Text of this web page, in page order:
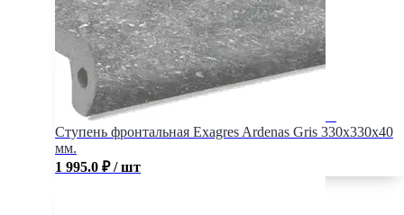
Ступень фронтальная Exagres Ardenas Gris 330x330x40
мм.
1 995.0 ₽ / шт